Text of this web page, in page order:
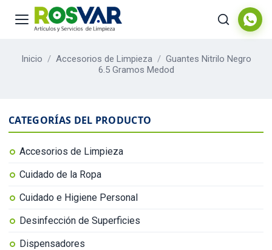
Inicio / Accesorios de Limpieza / Guantes Nitrilo Negro
6.5 Gramos Medod
CATEGORÍAS DEL PRODUCTO
Accesorios de Limpieza
Cuidado de la Ropa
Cuidado e Higiene Personal
Desinfección de Superficies
Dispensadores